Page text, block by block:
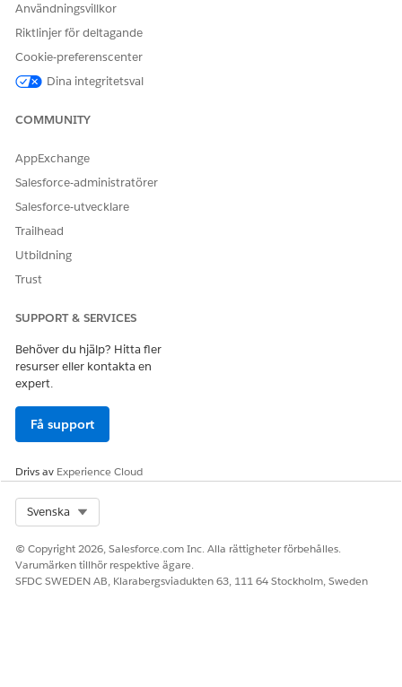
Användningsvillkor
Riktlinjer för deltagande
Cookie-preferenscenter
Dina integritetsval
COMMUNITY
AppExchange
Salesforce-administratörer
Salesforce-utvecklare
Trailhead
Utbildning
Trust
SUPPORT & SERVICES
Behöver du hjälp? Hitta fler
resurser eller kontakta en
expert.
Få support
Drivs av Experience Cloud
Svenska
© Copyright 2026, Salesforce.com Inc. Alla rättigheter förbehålles.
Varumärken tillhör respektive ägare.
SFDC SWEDEN AB, Klarabergsviadukten 63, 111 64 Stockholm, Sweden